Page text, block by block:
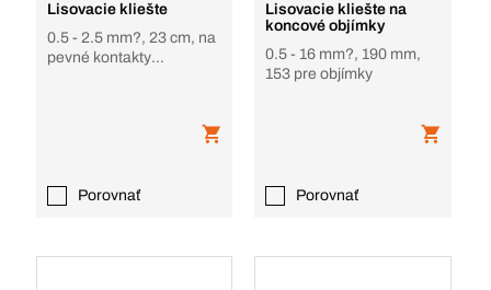
Lisovacie kliešte
0.5 - 2.5 mm?, 23 cm, na
pevné kontakty
Porovnať
Lisovacie kliešte na
koncové objímky
0.5 - 16 mm?, 190 mm,
153 pre objímky
Porovnať